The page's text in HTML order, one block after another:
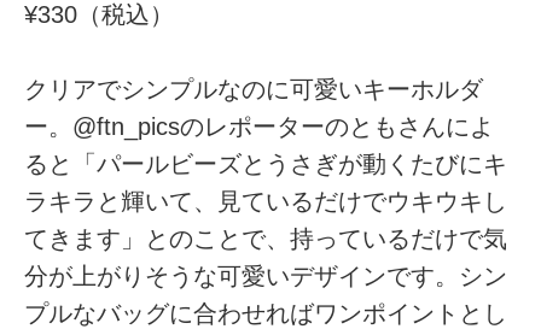
¥330（税込）
クリアでシンプルなのに可愛いキーホルダ
ー。@ftn_picsのレポーターのともさんによ
ると「パールビーズとうさぎが動くたびにキ
ラキラと輝いて、見ているだけでウキウキし
てきます」とのことで、持っているだけで気
分が上がりそうな可愛いデザインです。シン
プルなバッグに合わせればワンポイントとし